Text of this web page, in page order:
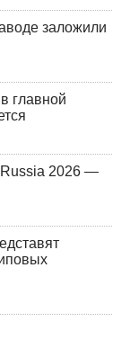
заложили
главной
Russia 2026 —